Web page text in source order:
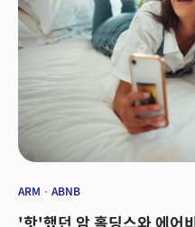
뒤쳐졌다는 평가를 받아왔다. 오픈AI
바짝 뒤쫓자 최근 조직개편을 단행했
ARM ABNB